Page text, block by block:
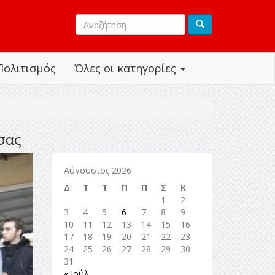
Όλες οι κατηγορίες
Αύγουστος 2026
Δ
Τ Τ Π Π Σ
Κ
1
2
3
4 5 6 7 8
9
10
11 12 13 14 15
16
17
18 19 20 21 22
23
24
25 26 27 28 29
30
31